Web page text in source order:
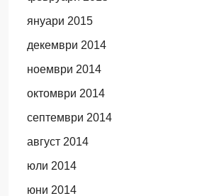
януари 2015
декември 2014
ноември 2014
октомври 2014
септември 2014
август 2014
юли 2014
юни 2014